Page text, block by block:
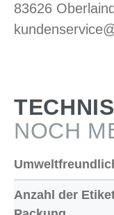
83626
NOCH
Anzahl der